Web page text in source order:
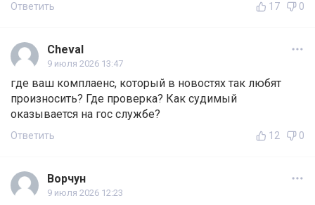
Ответить 17 0
Cheval
9 июля 2026 13:47
где ваш комплаенс, который в новостях так любят
произносить? Где проверка? Как судимый
оказывается на гос службе?
Ответить 12 0
Ворчун
9 июля 2026 12:23